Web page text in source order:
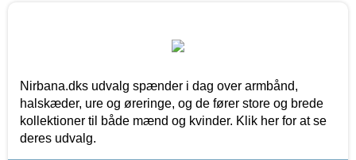
Nirbana.dks udvalg spænder i dag over armbånd,
halskæder, ure og øreringe, og de fører store og brede
kollektioner til både mænd og kvinder. Klik her for at se
deres udvalg.